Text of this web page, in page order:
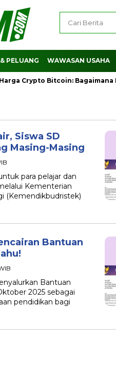
PELUANG WAWASAN USAHA
Crypto Bitcoin: Bagaimana
Siswa SD
Masing-Masing
para pelajar dan
Kementerian
(Kemendikbudristek)
Bantuan
Bantuan
2025 sebagai
pendidikan bagi